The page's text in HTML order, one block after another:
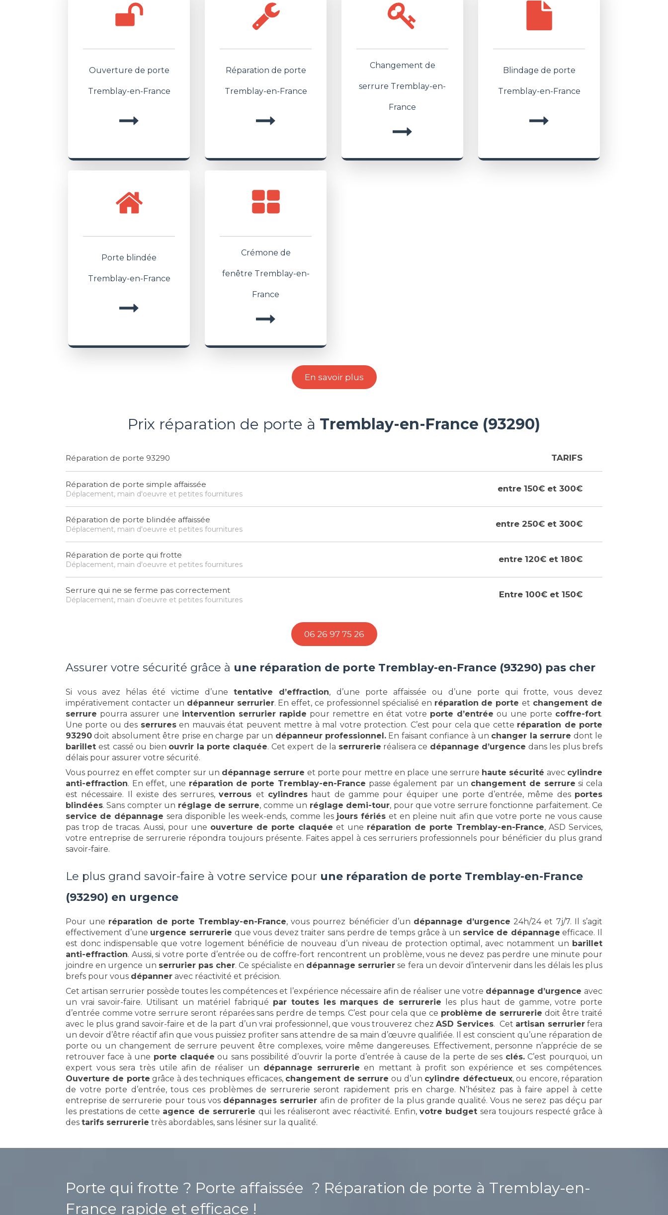
Ouverture de porte
Tremblay-en-France
Réparation de porte
Tremblay-en-France
Changement de
serrure Tremblay-en-
France
Blindage de porte
Tremblay-en-France
Porte blindée
Tremblay-en-France
Crémone de
fenêtre Tremblay-en-
France
En savoir plus
Prix réparation de porte à Tremblay-en-France (93290)
Réparation de porte 93290 TARIFS
Réparation de porte simple affaissée
Déplacement, main d'oeuvre et petites fournitures
entre 150€ et 300€
Réparation de porte blindée affaissée
Déplacement, main d'oeuvre et petites fournitures
entre 250€ et 300€
Réparation de porte qui frotte
Déplacement, main d'oeuvre et petites fournitures
entre 120€ et 180€
Serrure qui ne se ferme pas correctement
Déplacement, main d'oeuvre et petites fournitures
Entre 100€ et 150€
06 26 97 75 26
Assurer votre sécurité grâce à une réparation de porte Tremblay-en-France (93290) pas cher
Si vous avez hélas été victime d’unetentative d’effraction, d’une porte affaissée ou d’une porte qui frotte, vous devez
impérativement contacter un dépanneur serrurier. En effet, ce professionnel spécialisé en réparation de porte et changement de
serrure pourra assurer une intervention serrurier rapide pour remettre en état votre porte d’entrée ou une porte coffre-fort.
Une porte ou des serruresen mauvais état peuvent mettre à mal votre protection. C’est pour cela que cette réparation de porte
93290 doit absolument être prise en charge par un dépanneur professionnel. En faisant confiance à un changer la serrure dont le
barilletest cassé ou bien ouvrir la porte claquée. Cet expert de la serrurerie réalisera ce dépannage d’urgence dans les plus brefs
délais pour assurer votre sécurité.
Vous pourrez en effet compter sur un dépannage serrure et porte pour mettre en place une serrure haute sécurité avec cylindre
anti-effraction. En effet, une réparation de porte Tremblay-en-France passe également par un changement de serrure si cela
est nécessaire. Il existe des serrures,verrous et cylindreshaut de gamme pour équiper une porte d’entrée, même des portes
blindées. Sans compter un réglage de serrure, comme un réglage demi-tour, pour que votre serrure fonctionne parfaitement. Ce
service de dépannage sera disponible les week-ends, comme les jours fériés et en pleine nuit afin que votre porte ne vous cause
pas trop de tracas. Aussi, pour une ouverture de porte claquée et une réparation de porte Tremblay-en-France, ASD Services,
votre entreprise de serrurerie répondra toujours présente. Faites appel à ces serruriers professionnels pour bénéficier du plus grand
savoir-faire.
Le plus grand savoir-faire à votre service pour une réparation de porte Tremblay-en-France
(93290) en urgence
Pour une réparation de porte Tremblay-en-France, vous pourrez bénéficier d’un dépannage d’urgence 24h/24 et 7j/7. Il s’agit
effectivement d’une urgence serrurerie que vous devez traiter sans perdre de temps grâce à un service de dépannage efficace. Il
est donc indispensable que votre logement bénéficie de nouveau d’un niveau de protection optimal, avec notamment un barillet
anti-effraction. Aussi, si votre porte d’entrée ou de coffre-fort rencontrent un problème, vous ne devez pas perdre une minute pour
joindre en urgence un serrurier pas cher. Ce spécialiste en dépannage serrurier se fera un devoir d’intervenir dans les délais les plus
brefs pour vous dépanner avec réactivité et précision.
Cet artisan serrurier possède toutes les compétences et l’expérience nécessaire afin de réaliser une votre dépannage d’urgence avec
un vrai savoir-faire. Utilisant un matériel fabriqué par toutes les marques de serrurerie
les plus haut de gamme, votre porte
d’entrée comme votre serrure seront réparées sans perdre de temps. C’est pour cela que ce problème de serrurerie doit être traité
avec le plus grand savoir-faire et de la part d’un vrai professionnel, que vous trouverez chez ASD Services. Cet artisan serrurierfera
un devoir d’être réactif afin que vous puissiez profiter sans attendre de sa main d’œuvre qualifiée. Il est conscient qu’une réparation de
porte ou un changement de serrure peuvent être complexes, voire même dangereuses. Effectivement, personne n’apprécie de se
retrouver face à une porte claquée ou sans possibilité d’ouvrir la porte d’entrée à cause de la perte de ses clés.C’est pourquoi, un
expert vous sera très utile afin de réaliser un dépannage serrurerie en mettant à profit son expérience et ses compétences.
Ouverture de porte grâce à des techniques efficaces, changement de serrure ou d’un cylindre défectueux, ou encore, réparation
de votre porte d’entrée, tous ces problèmes de serrurerie seront rapidement pris en charge. N’hésitez pas à faire appel à cette
entreprise de serrurerie pour tous vos dépannages serrurier afin de profiter de la plus grande qualité. Vous ne serez pas déçu par
les prestations de cette agence de serrurerie qui les réaliseront avec réactivité. Enfin,votre budget sera toujours respecté grâce à
des tarifs serrurerie très abordables, sans lésiner sur la qualité.
Porte qui frotte ? Porte affaissée ? Réparation de porte à Tremblay-en-
France rapide et efficace !